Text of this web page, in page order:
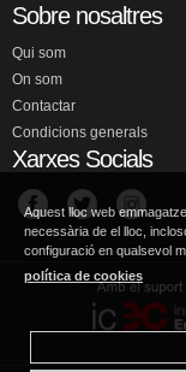
Sobre nosaltres
Qui som
On som
Contactar
Condicions generals
Xarxes Socials
Aquest lloc web
necessària de el lloc,
configuració en qualsevol
política de cookies